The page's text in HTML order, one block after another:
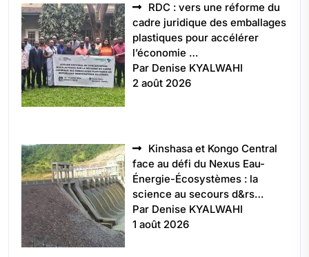
RDC : vers une réforme du
cadre juridique des emballages
plastiques pour accélérer
l’économie …
Par Denise KYALWAHI
2 août 2026
Kinshasa et Kongo Central
face au défi du Nexus Eau-
Énergie-Écosystèmes : la
science au secours d&rs…
Par Denise KYALWAHI
1 août 2026